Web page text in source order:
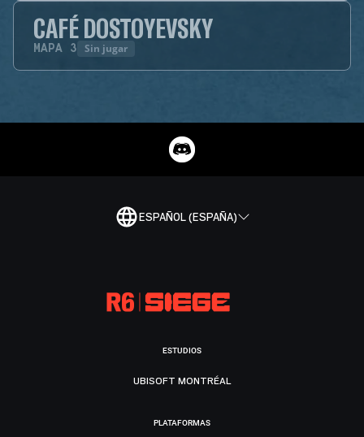
CAFÉ DOSTOYEVSKY
MAPA 3 Sin jugar
ESPAÑOL (ESPAÑA)
ESTUDIOS
UBISOFT MONTRÉAL
PLATAFORMAS